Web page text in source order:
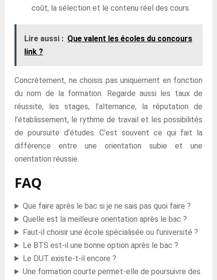
coût, la sélection et le contenu réel des cours.
Lire aussi : Que valent les écoles du concours
link ?
Concrètement, ne choisis pas uniquement en fonction
du nom de la formation. Regarde aussi les taux de
réussite, les stages, l’alternance, la réputation de
l’établissement, le rythme de travail et les possibilités
de poursuite d’études. C’est souvent ce qui fait la
différence entre une orientation subie et une
orientation réussie.
FAQ
Que faire après le bac si je ne sais pas quoi faire ?
Quelle est la meilleure orientation après le bac ?
Faut-il choisir une école spécialisée ou l’université ?
Le BTS est-il une bonne option après le bac ?
Le DUT existe-t-il encore ?
Une formation courte permet-elle de poursuivre des